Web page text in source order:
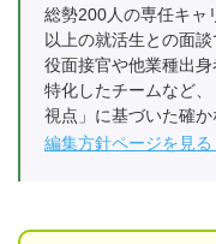
総勢200人の専任キャ
以上の就活生との面
役面接官や他業種出
特化したチームなど
視点」に基づいた確か
編集方針ページを見る